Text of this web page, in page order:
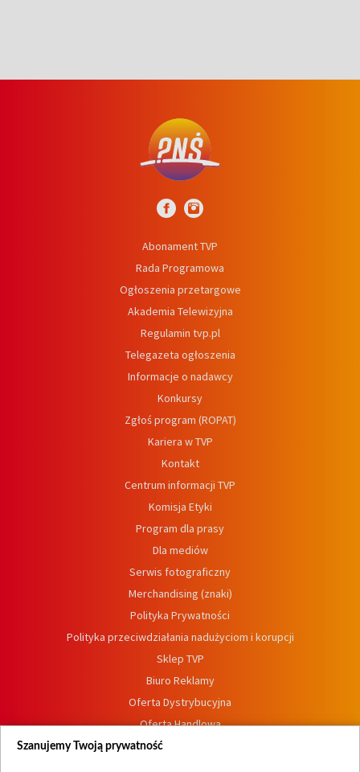
Abonament TVP
Rada Programowa
Ogłoszenia przetargowe
Akademia Telewizyjna
Regulamin tvp.pl
Telegazeta ogłoszenia
Informacje o nadawcy
Konkursy
Zgłoś program (ROPAT)
Kariera w TVP
Kontakt
Centrum informacji TVP
Komisja Etyki
Program dla prasy
Dla mediów
Serwis fotograficzny
Merchandising (znaki)
Polityka Prywatności
Polityka przeciwdziałania nadużyciom i korupcji
Sklep TVP
Biuro Reklamy
Oferta Dystrybucyjna
Oferta Handlowa
Dostępność
Szanujemy Twoją prywatność